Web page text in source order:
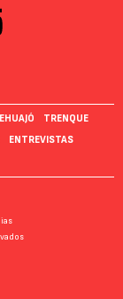
TRENQUE
ENTREVISTAS